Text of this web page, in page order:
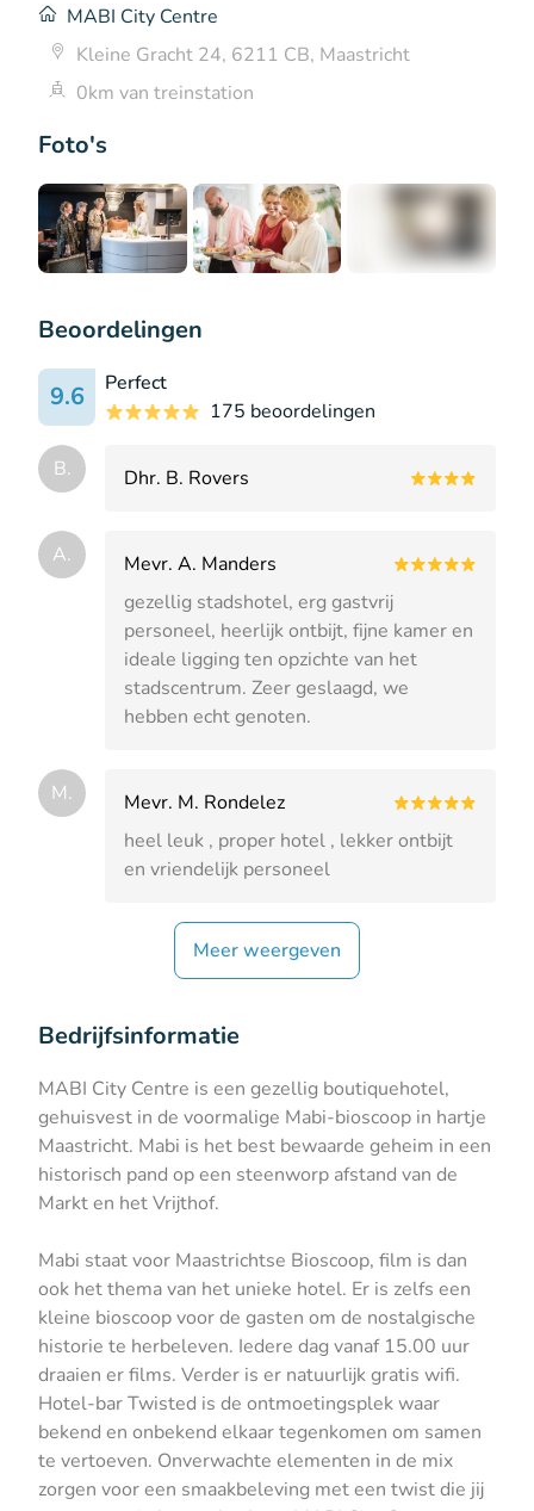
Foto's
Beoordelingen
9.6
Perfect
175 beoordelingen
B. Dhr. B. Rovers
A.
Mevr. A. Manders
gezellig stadshotel, erg gastvrij
personeel, heerlijk ontbijt, fijne kamer en
ideale ligging ten opzichte van het
stadscentrum. Zeer geslaagd, we
hebben echt genoten.
M.
Mevr. M. Rondelez
heel leuk , proper hotel , lekker ontbijt
en vriendelijk personeel
Meer weergeven
MABI City Centre
Kleine Gracht 24, 6211 CB, Maastricht
0km van treinstation
Bedrijfsinformatie
MABI City Centre is een gezellig boutiquehotel,
gehuisvest in de voormalige Mabi-bioscoop in hartje
Maastricht. Mabi is het best bewaarde geheim in een
historisch pand op een steenworp afstand van de
Markt en het Vrijthof.
Mabi staat voor Maastrichtse Bioscoop, film is dan
ook het thema van het unieke hotel. Er is zelfs een
kleine bioscoop voor de gasten om de nostalgische
historie te herbeleven. Iedere dag vanaf 15.00 uur
draaien er films. Verder is er natuurlijk gratis wifi.
Hotel-bar Twisted is de ontmoetingsplek waar
bekend en onbekend elkaar tegenkomen om samen
te vertoeven. Onverwachte elementen in de mix
zorgen voor een smaakbeleving met een twist die jij